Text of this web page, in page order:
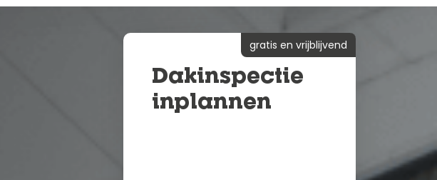
Dakinspectie
inplannen
gratis en vrijblijvend